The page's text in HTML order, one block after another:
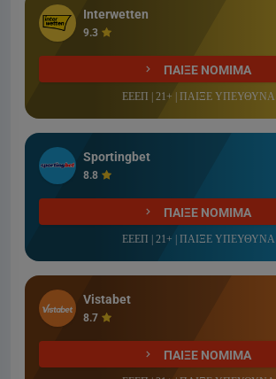
Interwetten
9.3
ΠΑΙΞΕ ΝΟΜΙΜΑ
ΕΕΕΠ | 21+ | ΠΑΙΞΕ ΥΠΕΥΘΥΝΑ
Sportingbet
8.8
ΠΑΙΞΕ ΝΟΜΙΜΑ
ΕΕΕΠ | 21+ | ΠΑΙΞΕ ΥΠΕΥΘΥΝΑ
Vistabet
8.7
ΠΑΙΞΕ ΝΟΜΙΜΑ